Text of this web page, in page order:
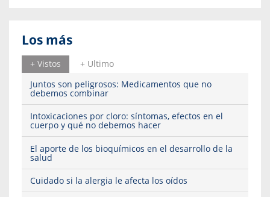
Los más
+ Vistos
+ Ultimo
Juntos son peligrosos: Medicamentos que no
debemos combinar
Intoxicaciones por cloro: síntomas, efectos en el
cuerpo y qué no debemos hacer
El aporte de los bioquímicos en el desarrollo de la
salud
Cuidado si la alergia le afecta los oídos